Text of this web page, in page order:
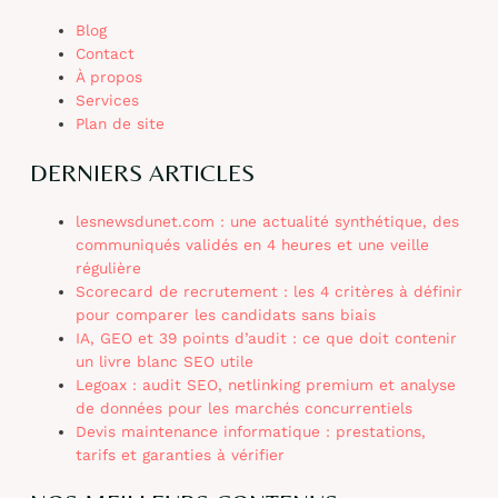
Blog
Contact
À propos
Services
Plan de site
DERNIERS ARTICLES
lesnewsdunet.com : une actualité synthétique, des
communiqués validés en 4 heures et une veille
régulière
Scorecard de recrutement : les 4 critères à définir
pour comparer les candidats sans biais
IA, GEO et 39 points d’audit : ce que doit contenir
un livre blanc SEO utile
Legoax : audit SEO, netlinking premium et analyse
de données pour les marchés concurrentiels
Devis maintenance informatique : prestations,
tarifs et garanties à vérifier